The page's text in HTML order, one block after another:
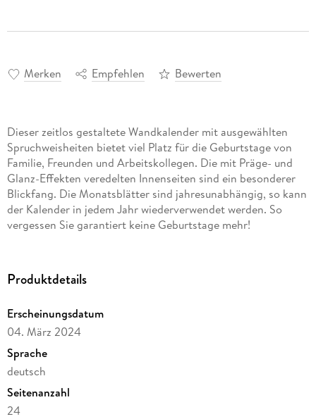
Merken Empfehlen Bewerten
Dieser zeitlos gestaltete Wandkalender mit ausgewählten
Spruchweisheiten bietet viel Platz für die Geburtstage von
Familie, Freunden und Arbeitskollegen. Die mit Präge- und
Glanz-Effekten veredelten Innenseiten sind ein besonderer
Blickfang. Die Monatsblätter sind jahresunabhängig, so kann
der Kalender in jedem Jahr wiederverwendet werden. So
vergessen Sie garantiert keine Geburtstage mehr!
Produktdetails
Erscheinungsdatum
04. März 2024
Sprache
deutsch
Seitenanzahl
24